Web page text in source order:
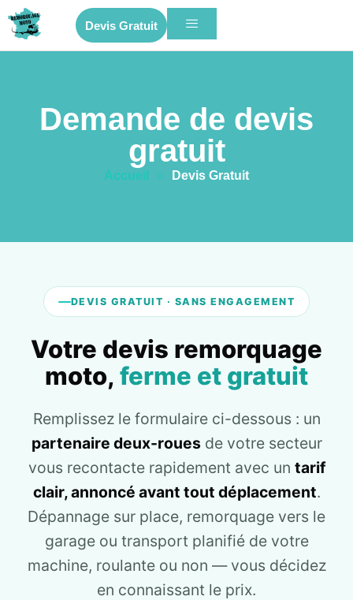
Devis Gratuit
Demande de devis
gratuit
Accueil » Devis Gratuit
DEVIS GRATUIT · SANS ENGAGEMENT
Votre devis remorquage
moto, ferme et gratuit
Remplissez le formulaire ci-dessous : un
partenaire deux-rouesde votre secteur
vous recontacte rapidement avec un tarif
clair, annoncé avant tout déplacement.
Dépannage sur place, remorquage vers le
garage ou transport planifié de votre
machine, roulante ou non — vous décidez
en connaissant le prix.